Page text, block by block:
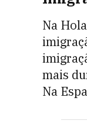
Na
mais
Na